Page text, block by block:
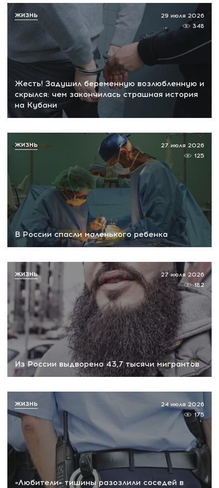
Жесть! Задушил беременную возлюбленную и
скрылся: чем закончилась страшная история
на Кубани
29 июля 2026
348
ЖИЗНЬ
В России спасли маленького ребенка
27 июля 2026
125
ЖИЗНЬ
Из России выдворено 43,7 тысячи мигрантов
27 июля 2026
182
ЖИЗНЬ
«Любители» тишины разозлили соседей в
24 июля 2026
175
ЖИЗНЬ